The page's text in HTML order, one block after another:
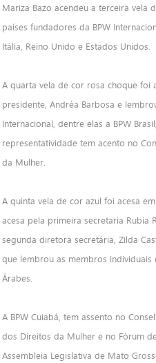
Mariza Bazo acendeu a terceira vela
países fundadores da BPW
Itália, Reino Unido e Estados Unidos.
A quarta vela de cor rosa choque foi
presidente, Andréa Barbosa e
Internacional, dentre elas a BPW
representatividade tem acento no
da Mulher.
A quinta vela de cor azul foi acesa
acesa pela primeira secretaria Rubia
segunda diretora secretária, Zilda
que lembrou as membros individuais
Árabes.
A BPW Cuiabá, tem assento no
dos Direitos da Mulher e no Fórum
Assembleia Legislativa de Mato